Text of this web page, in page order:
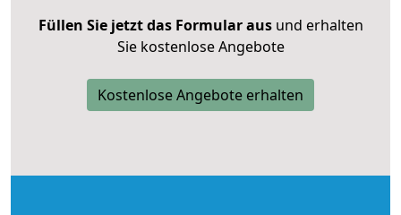
Füllen Sie jetzt das Formular ausund erhalten
Sie kostenlose Angebote
Kostenlose Angebote erhalten